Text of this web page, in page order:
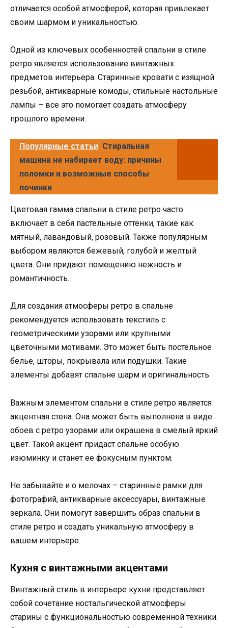
отличается особой атмосферой, которая привлекает
своим шармом и уникальностью.
Одной из ключевых особенностей спальни в стиле
ретро является использование винтажных
предметов интерьера. Старинные кровати с изящной
резьбой, антикварные комоды, стильные настольные
лампы – все это помогает создать атмосферу
прошлого времени.
Популярные статьи Стиральная
машина не набирает воду: причины
поломки и возможные способы
починки
Цветовая гамма спальни в стиле ретро часто
включает в себя пастельные оттенки, такие как
мятный, лавандовый, розовый. Также популярным
выбором являются бежевый, голубой и желтый
цвета. Они придают помещению нежность и
романтичность.
Для создания атмосферы ретро в спальне
рекомендуется использовать текстиль с
геометрическими узорами или крупными
цветочными мотивами. Это может быть постельное
белье, шторы, покрывала или подушки. Такие
элементы добавят спальне шарм и оригинальность.
Важным элементом спальни в стиле ретро является
акцентная стена. Она может быть выполнена в виде
обоев с ретро узорами или окрашена в смелый яркий
цвет. Такой акцент придаст спальне особую
изюминку и станет ее фокусным пунктом.
Не забывайте и о мелочах – старинные рамки для
фотографий, антикварные аксессуары, винтажные
зеркала. Они помогут завершить образ спальни в
стиле ретро и создать уникальную атмосферу в
вашем интерьере.
Кухня с винтажными акцентами
Винтажный стиль в интерьере кухни представляет
собой сочетание ностальгической атмосферы
старины с функциональностью современной техники.